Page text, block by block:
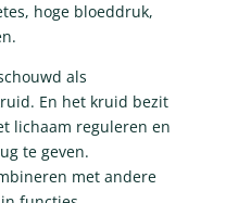
hoge bloeddruk,
als
En het kruid bezit
lichaam reguleren en
te geven.
met andere